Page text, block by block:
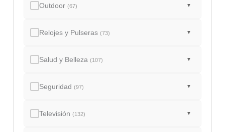
Outdoor(67) ▼
Relojes y Pulseras(73) ▼
Salud y Belleza(107) ▼
Seguridad(97) ▼
Televisión(132) ▼